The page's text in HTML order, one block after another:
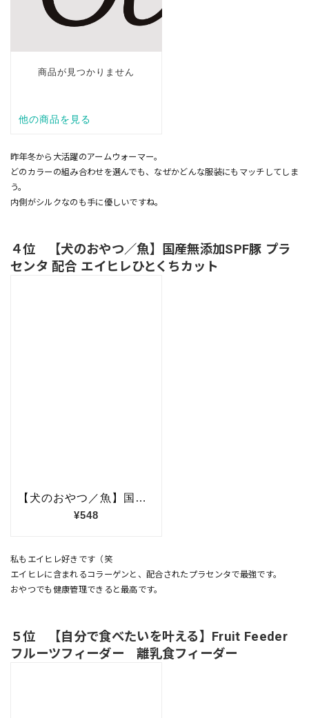
昨年冬から大活躍のアームウォーマー。
どのカラーの組み合わせを選んでも、なぜかどんな服装にもマッチしてしま
う。
内側がシルクなのも手に優しいですね。
４位 【犬のおやつ／魚】国産無添加SPF豚 プラ
センタ 配合 エイヒレひとくちカット
私もエイヒレ好きです（笑
エイヒレに含まれるコラーゲンと、配合されたプラセンタで最強です。
おやつでも健康管理できると最高です。
５位 【自分で食べたいを叶える】Fruit Feeder
フルーツフィーダー 離乳食フィーダー